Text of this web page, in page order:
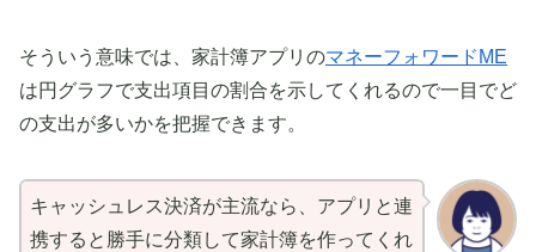
そういう意味では、家計簿アプリのマネーフォワードME
は円グラフで支出項目の割合を示してくれるので一目でど
の支出が多いかを把握できます。
キャッシュレス決済が主流なら、アプリと連
携すると勝手に分類して家計簿を作ってくれ